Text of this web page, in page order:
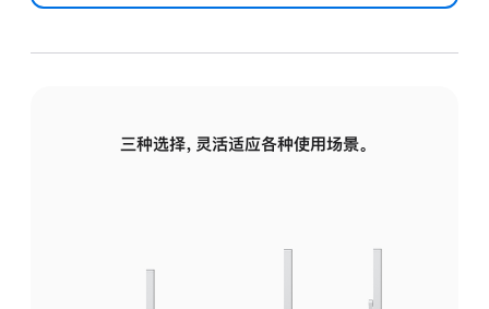
三种选择，灵活适应各种使用场景。